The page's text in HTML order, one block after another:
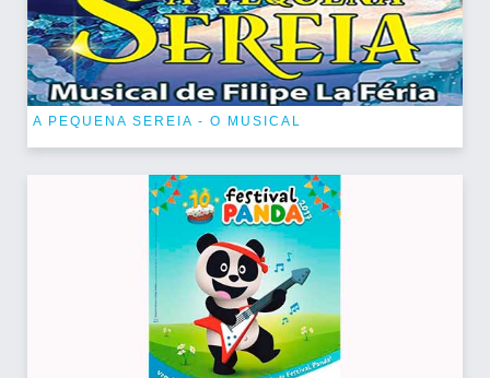
A PEQUENA SEREIA - O MUSICAL